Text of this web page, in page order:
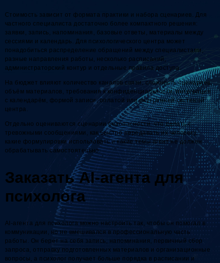
Стоимость зависит от формата практики и набора сценариев. Для
частного специалиста достаточно более компактного решения:
заявки, запись, напоминания, базовые ответы, материалы между
сессиями и календарь. Для психологического центра может
понадобиться распределение обращений между специалистами,
разные направления работы, несколько расписаний,
администраторский контур и отдельные правила доступа.
На бюджет влияют количество каналов связи, сложность сценариев,
объём материалов, требования к конфиденциальности, интеграция
с календарём, формой записи, оплатой или внутренней системой
центра.
Отдельно оцениваются сценарии безопасности: что делать с
тревожными сообщениями, как быстро передавать их человеку,
какие формулировки использовать и какие темы агент не должен
обрабатывать самостоятельно.
Заказать AI-агента для
психолога
AI-агента для психолога можно настроить так, чтобы он помогал в
коммуникации, но не вмешивался в профессиональную часть
работы. Он берёт на себя запись, напоминания, первичный сбор
запроса, отправку подготовленных материалов и организационные
вопросы, а психолог получает больше порядка в расписании и